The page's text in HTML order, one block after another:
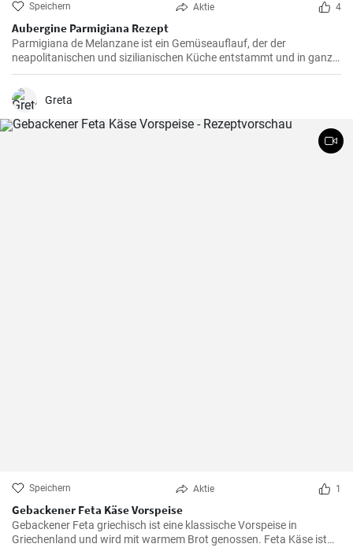
Speichern Aktie 4
Aubergine Parmigiana Rezept
Parmigiana de Melanzane ist ein Gemüseauflauf, der der
neapolitanischen und sizilianischen Küche entstammt und in ganz
Süditalien verbreitet ist. Melanzane - deutsch sind Auberginen
welche mit Parmesan Käse und Mozzarella überbacken werden.
Greta
Speichern Aktie 1
Gebackener Feta Käse Vorspeise
Gebackener Feta griechisch ist eine klassische Vorspeise in
Griechenland und wird mit warmem Brot genossen. Feta Käse ist